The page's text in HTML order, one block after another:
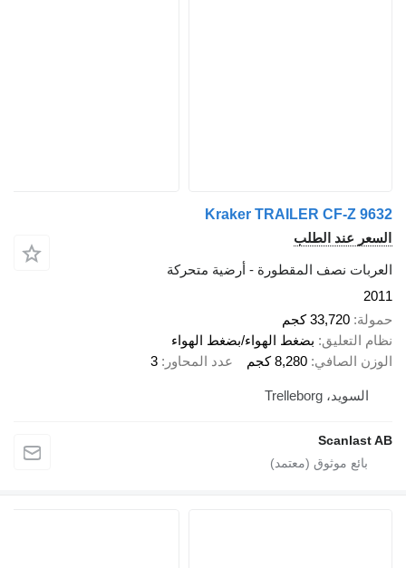
Kraker TRAILER CF-
الطلب
نصف المقطورة - أرضية متحركة
33,720 كجم
بضغط الهواء/بضغط الهواء
8,280 كجم عدد المحاور 3